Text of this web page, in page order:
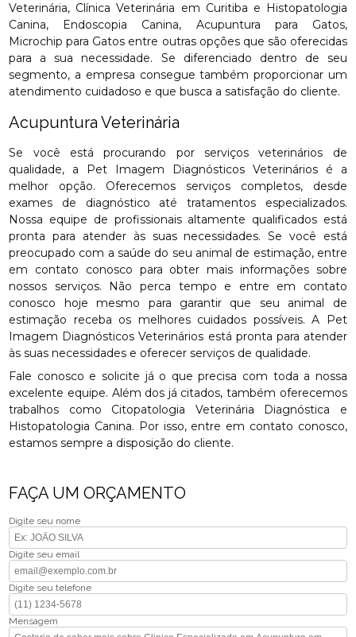
Veterinária, Clínica Veterinária em Curitiba e Histopatologia
Canina, Endoscopia Canina, Acupuntura para Gatos,
Microchip para Gatos entre outras opções que são oferecidas
para a sua necessidade. Se diferenciado dentro de seu
segmento, a empresa consegue também proporcionar um
atendimento cuidadoso e que busca a satisfação do cliente.
Acupuntura Veterinária
Se você está procurando por serviços veterinários de
qualidade, a Pet Imagem Diagnósticos Veterinários é a
melhor opção. Oferecemos serviços completos, desde
exames de diagnóstico até tratamentos especializados.
Nossa equipe de profissionais altamente qualificados está
pronta para atender às suas necessidades. Se você está
preocupado com a saúde do seu animal de estimação, entre
em contato conosco para obter mais informações sobre
nossos serviços. Não perca tempo e entre em contato
conosco hoje mesmo para garantir que seu animal de
estimação receba os melhores cuidados possíveis. A Pet
Imagem Diagnósticos Veterinários está pronta para atender
às suas necessidades e oferecer serviços de qualidade.
Fale conosco e solicite já o que precisa com toda a nossa
excelente equipe. Além dos já citados, também oferecemos
trabalhos como Citopatologia Veterinária Diagnóstica e
Histopatologia Canina. Por isso, entre em contato conosco,
estamos sempre a disposição do cliente.
FAÇA UM ORÇAMENTO
Digite seu nome
Digite seu email
Digite seu telefone
Mensagem